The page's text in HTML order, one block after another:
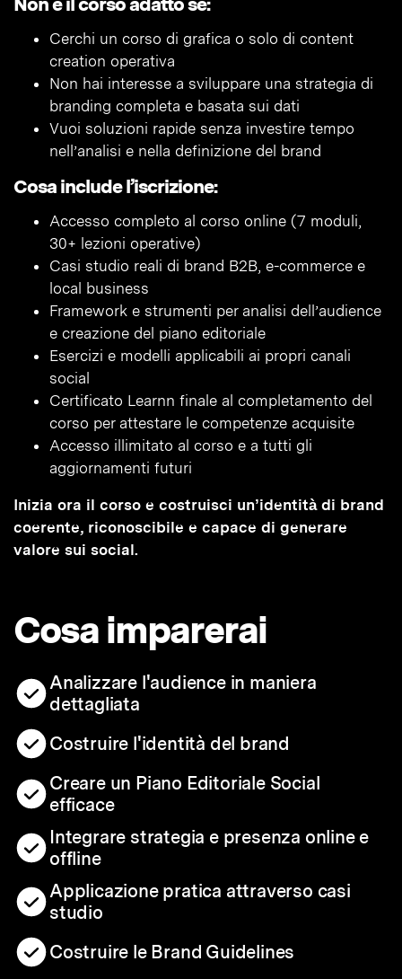
Cerchi un corso di grafica o solo di content
creation operativa
Non hai interesse a sviluppare una strategia di
branding completa e basata sui dati
Vuoi soluzioni rapide senza investire tempo
nell’analisi e nella definizione del brand
Cosa include l’iscrizione:
Accesso completo al corso online (7 moduli,
30+ lezioni operative)
Casi studio reali di brand B2B, e-commerce e
local business
Framework e strumenti per analisi dell’audience
e creazione del piano editoriale
Esercizi e modelli applicabili ai propri canali
social
Certificato Learnn finale al completamento del
corso per attestare le competenze acquisite
Accesso illimitato al corso e a tutti gli
aggiornamenti futuri
Inizia ora il corso e costruisci un’identità di brand
coerente, riconoscibile e capace di generare
valore sui social.
Cosa imparerai
Analizzare l'audience in maniera
dettagliata
Costruire l'identità del brand
Creare un Piano Editoriale Social
efficace
Integrare strategia e presenza online e
offline
Applicazione pratica attraverso casi
studio
Costruire le Brand Guidelines